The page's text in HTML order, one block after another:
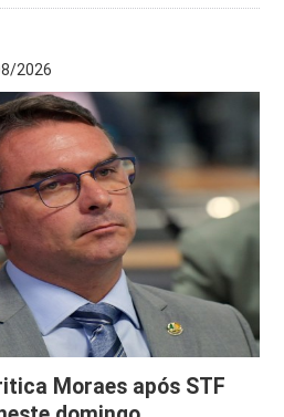
2026
Moraes após STF